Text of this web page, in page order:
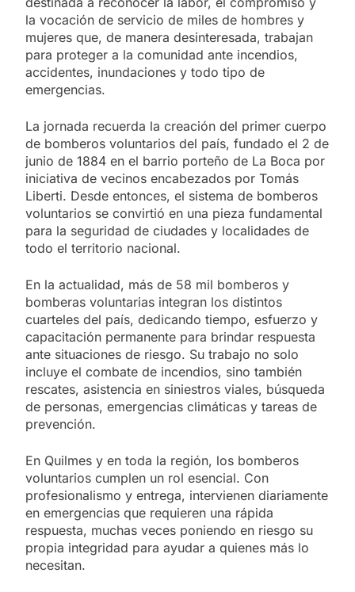
la vocación de servicio de miles de hombres y
mujeres que, de manera desinteresada, trabajan
para proteger a la comunidad ante incendios,
accidentes, inundaciones y todo tipo de
emergencias.
La jornada recuerda la creación del primer cuerpo
de bomberos voluntarios del país, fundado el 2 de
junio de 1884 en el barrio porteño de La Boca por
iniciativa de vecinos encabezados por Tomás
Liberti. Desde entonces, el sistema de bomberos
voluntarios se convirtió en una pieza fundamental
para la seguridad de ciudades y localidades de
todo el territorio nacional.
En la actualidad, más de 58 mil bomberos y
bomberas voluntarias integran los distintos
cuarteles del país, dedicando tiempo, esfuerzo y
capacitación permanente para brindar respuesta
ante situaciones de riesgo. Su trabajo no solo
incluye el combate de incendios, sino también
rescates, asistencia en siniestros viales, búsqueda
de personas, emergencias climáticas y tareas de
prevención.
En Quilmes y en toda la región, los bomberos
voluntarios cumplen un rol esencial. Con
profesionalismo y entrega, intervienen diariamente
en emergencias que requieren una rápida
respuesta, muchas veces poniendo en riesgo su
propia integridad para ayudar a quienes más lo
necesitan.